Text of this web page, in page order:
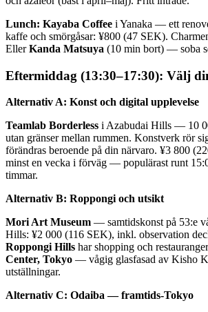
Lunch: Kayaba Coffee i Yanaka — ett
kaffe och smörgåsar: ¥800 (47 SEK).
EllerKanda Matsuya (10 min bort) — soba
Eftermiddag (13:30–17:30): Välj
Alternativ A: Konst och digital upplevelse
Teamlab Borderless i Azabudai Hills — 10
utan gränser mellan rummen. Konstverk rör
förändras beroende på din närvaro. ¥3 800
minst en vecka i förväg — populärast runt
timmar.
Alternativ B: Roppongi och utsikt
Mori Art Museum — samtidskonst på 53:e
Hills: ¥2 000 (116 SEK), inkl. observation
Roppongi Hills har shopping och
Center, Tokyo — vågig glasfasad av Kisho
utställningar.
Alternativ C: Odaiba — framtids-Tokyo